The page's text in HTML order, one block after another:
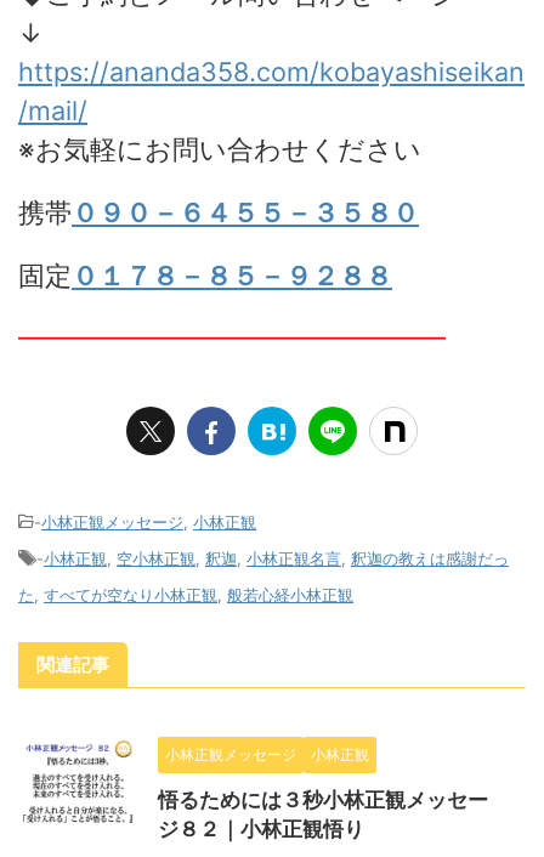
↓
https://ananda358.com/kobayashiseikan
/mail/
※お気軽にお問い合わせください
携帯 ０９０－６４５５－３５８０
固定 ０１７８－８５－９２８８
━━━━━━━━━━━━━━━━
-小林正観メッセージ 小林正観
-小林正観 空小林正観 釈迦 小林正観名言 釈迦の教えは感謝だっ
た すべてが空なり小林正観 般若心経小林正観
関連記事
小林正観メッセージ 小林正観
悟るためには３秒小林正観メッセー
ジ８２｜小林正観悟り